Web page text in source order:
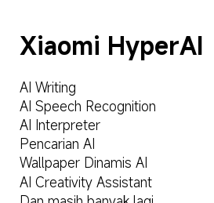
Xiaomi HyperAI
AI Writing
AI Speech Recognition
AI Interpreter
Pencarian AI
Wallpaper Dinamis AI
AI Creativity Assistant